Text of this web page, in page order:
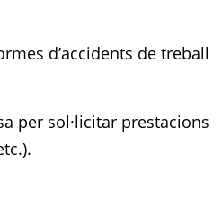
d’accidents de treball
per sol·licitar prestacions